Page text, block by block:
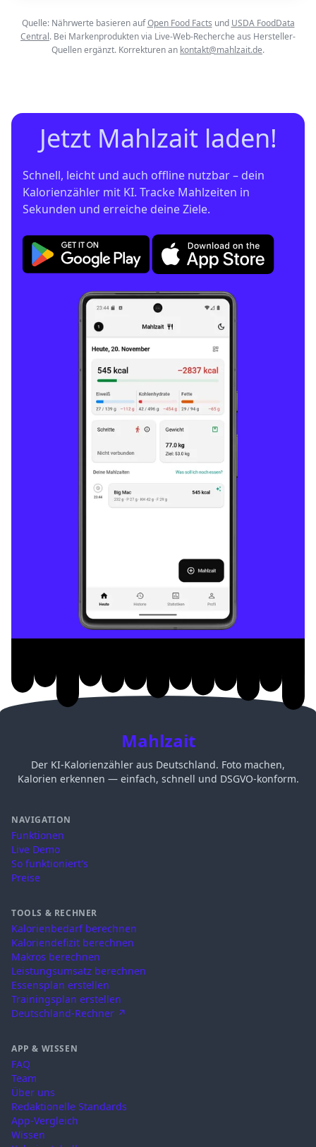
Quelle: Nährwerte basieren auf Open Food Facts und USDA FoodData
Central. Bei Markenprodukten via Live-Web-Recherche aus Hersteller-
Quellen ergänzt. Korrekturen an kontakt@mahlzait.de.
Jetzt Mahlzait laden!
Schnell, leicht und auch offline nutzbar – dein
Kalorienzähler mit KI. Tracke Mahlzeiten in
Sekunden und erreiche deine Ziele.
Mahlzait
Der KI-Kalorienzähler aus Deutschland. Foto machen,
Kalorien erkennen — einfach, schnell und DSGVO-konform.
NAVIGATION
Funktionen
Live Demo
So funktioniert's
Preise
TOOLS & RECHNER
Kalorienbedarf berechnen
Kaloriendefizit berechnen
Makros berechnen
Leistungsumsatz berechnen
Essensplan erstellen
Trainingsplan erstellen
Deutschland-Rechner ↗
APP & WISSEN
FAQ
Team
Über uns
Redaktionelle Standards
App-Vergleich
Wissen